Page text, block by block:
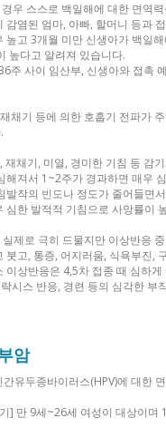
우 스스로 백일해에 대한 면역
감염된 엄마, 아빠, 할머니 등과
높고 3개월 미만 신생아가 백일
높다고 알려져 있습니다.
주 사이 임산부, 신생아와 접촉
채기 등에 의한 호흡기 전파가
재채기, 미열, 경미한 기침 등 감
해져서 1~2주가 경과하면 매우
발작의 빈도나 정도가 줄어들면
심한 발적적 기침으로 사망률이
제로 극히 드물지만 이상반응
붓고, 통증, 어지러움, 식욕부진,
이상반응은 4,5차 접종 때 심하
시스 반응, 경련 등의 심각한 부
암
유두종바이러스(HPV)에 대한
] 만 9세~26세 여성이 대상이며